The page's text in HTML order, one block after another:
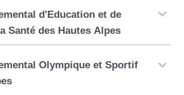
d'Education et de
Santé des Hautes Alpes
Olympique et Sportif